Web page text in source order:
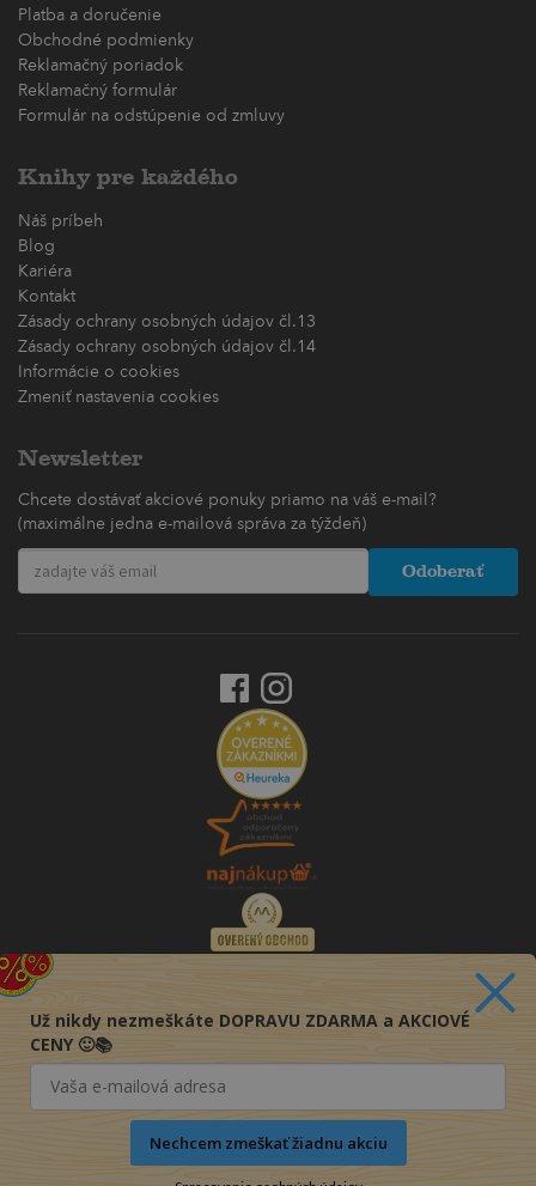
Platba a doručenie
Obchodné podmienky
Reklamačný poriadok
Reklamačný formulár
Formulár na odstúpenie od zmluvy
Knihy pre každého
Náš príbeh
Blog
Kariéra
Kontakt
Zásady ochrany osobných údajov čl.13
Zásady ochrany osobných údajov čl.14
Informácie o cookies
Zmeniť nastavenia cookies
Newsletter
Chcete dostávať akciové ponuky priamo na váš e-mail?
(maximálne jedna e-mailová správa za týždeň)
Odoberať
Už nikdy nezmeškáte DOPRAVU ZDARMA a AKCIOVÉ
CENY 🙂📚
Nechcem zmeškať žiadnu akciu